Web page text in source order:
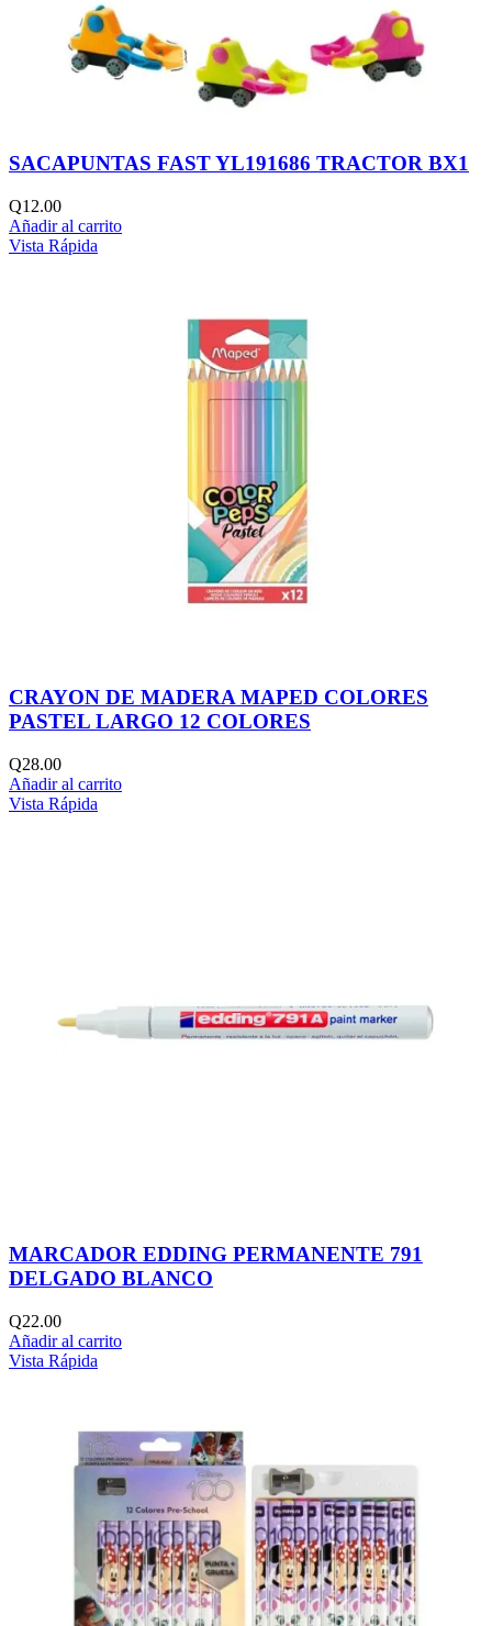
SACAPUNTAS FAST YL191686 TRACTOR BX1
Q12.00
Añadir al carrito
Vista Rápida
CRAYON DE MADERA MAPED COLORES
PASTEL LARGO 12 COLORES
Q28.00
Añadir al carrito
Vista Rápida
MARCADOR EDDING PERMANENTE 791
DELGADO BLANCO
Q22.00
Añadir al carrito
Vista Rápida